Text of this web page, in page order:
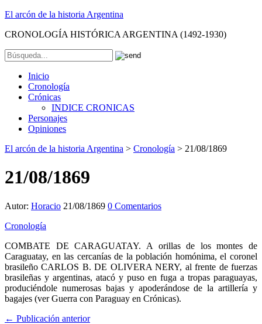
El arcón de la historia Argentina
CRONOLOGÍA HISTÓRICA ARGENTINA (1492-1930)
Inicio
Cronología
Crónicas
INDICE CRONICAS
Personajes
Opiniones
El arcón de la historia Argentina > Cronología > 21/08/1869
21/08/1869
Autor: Horacio 21/08/1869 0 Comentarios
Cronología
COMBATE DE CARAGUATAY. A orillas de los montes de
Caraguatay, en las cercanías de la población homónima, el coronel
brasileño CARLOS B. DE OLIVERA NERY, al frente de fuerzas
brasileñas y argentinas, atacó y puso en fuga a tropas paraguayas,
produciéndole numerosas bajas y apoderándose de la artillería y
bagajes (ver Guerra con Paraguay en Crónicas).
← Publicación anterior